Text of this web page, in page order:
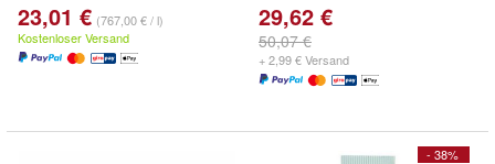
23,01 € (767,00 € / l)
Kostenloser Versand
29,62 €
50,07 €
+ 2,99 € Versand
- 38%